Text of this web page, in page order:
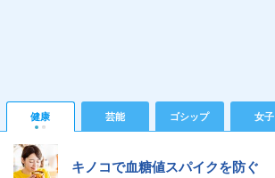
健康 芸能 ゴシップ 女子
キノコで血糖値スパイクを防ぐ